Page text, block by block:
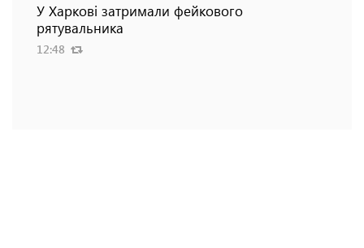
У Харкові затримали фейкового
рятувальника
12:48